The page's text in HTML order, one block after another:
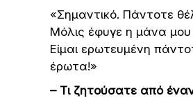
«Σημαντικό. Πάντοτε
Μόλις έφυγε η μάνα μου
Είμαι ερωτευμένη
έρωτα!»
– Τι ζητούσατε από